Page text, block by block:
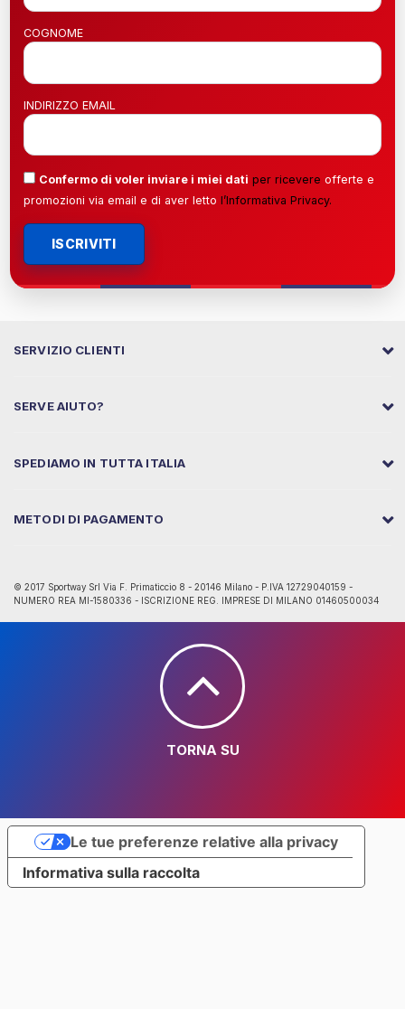
COGNOME
INDIRIZZO EMAIL
Confermo di voler inviare i miei dati per ricevere offerte e
promozioni via email e di aver letto l’Informativa Privacy.
ISCRIVITI
SERVIZIO CLIENTI
SERVE AIUTO?
SPEDIAMO IN TUTTA ITALIA
METODI DI PAGAMENTO
© 2017 Sportway Srl Via F. Primaticcio 8 - 20146 Milano - P.IVA 12729040159 -
NUMERO REA MI-1580336 - ISCRIZIONE REG. IMPRESE DI MILANO 01460500034
TORNA SU
Informativa sulla raccolta
Le tue preferenze relative alla privacy